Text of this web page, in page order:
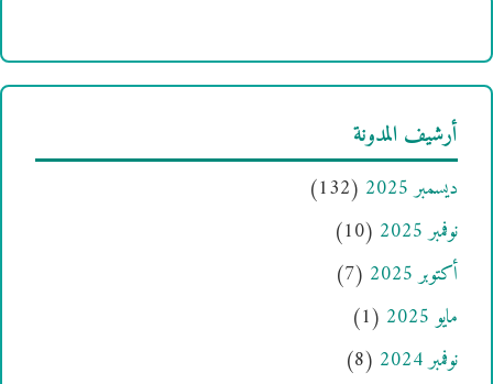
أرشيف المدونة
ديسمبر 2025
(132)
نوفمبر 2025
(10)
أكتوبر 2025
(7)
مايو 2025
(1)
نوفمبر 2024
(8)